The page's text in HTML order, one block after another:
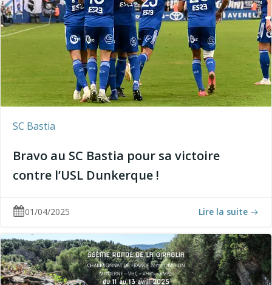
SC Bastia
Bravo au SC Bastia pour sa victoire
contre l’USL Dunkerque !
01/04/2025 Lire la suite